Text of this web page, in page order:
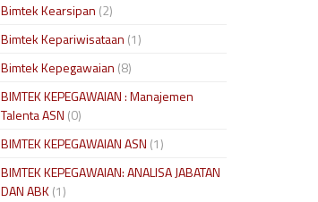
Bimtek Kearsipan (2)
Bimtek Kepariwisataan (1)
Bimtek Kepegawaian (8)
BIMTEK KEPEGAWAIAN : Manajemen
Talenta ASN (0)
BIMTEK KEPEGAWAIAN ASN (1)
BIMTEK KEPEGAWAIAN: ANALISA JABATAN
DAN ABK(1)